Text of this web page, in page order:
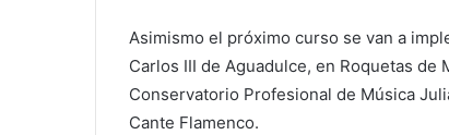
Asimismo el próximo curso se van a
Carlos III de Aguadulce, en Roquetas de
Conservatorio Profesional de Música
Cante Flamenco.